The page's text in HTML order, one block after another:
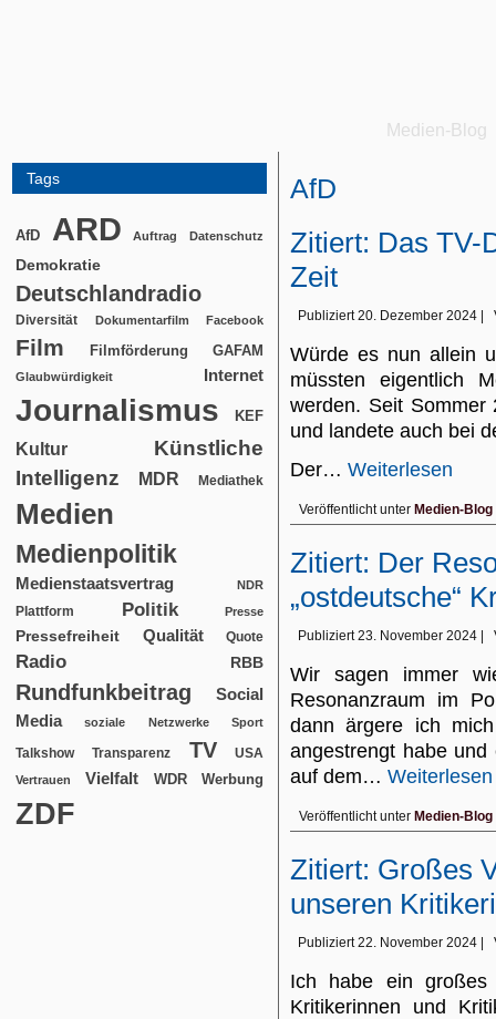
Medien-Blog
Tags
AfD ARD Auftrag Datenschutz
Demokratie
Deutschlandradio
Diversität Dokumentarfilm Facebook
Film Filmförderung GAFAM
Glaubwürdigkeit Internet
Journalismus KEF
Kultur
Künstliche
Intelligenz
MDR Mediathek
Medien
Medienpolitik
Medienstaatsvertrag NDR
Plattform Politik Presse
Pressefreiheit Qualität Quote
Radio RBB
Rundfunkbeitrag
Social
Media
soziale Netzwerke Sport
Talkshow Transparenz TV USA
Vertrauen Vielfalt WDR Werbung
ZDF
AfD
Zitiert: Das TV-
Zeit
Publiziert 20. Dezember 2024
Würde es nun allein
müssten eigentlich
werden. Seit
und landete auch bei
Der… Weiterlesen
Veröffentlicht unter Medien-Blog
Zitiert: Der
„ostdeutsche“
Publiziert 23. November 2024
Wir sagen immer
Resonanzraum im
dann ärgere ich
angestrengt habe
auf dem… Weiterlesen
Veröffentlicht unter Medien-Blog
Zitiert: Großes
unseren
Publiziert 22. November 2024
Ich habe ein großes
Kritikerinnen und